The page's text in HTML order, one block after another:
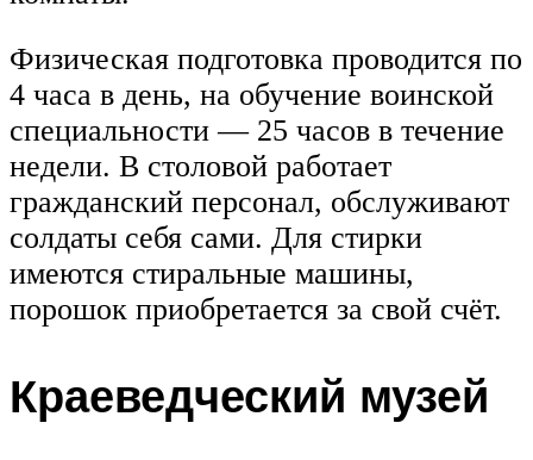
Физическая подготовка проводится по
4 часа в день, на обучение воинской
специальности — 25 часов в течение
недели. В столовой работает
гражданский персонал, обслуживают
солдаты себя сами. Для стирки
имеются стиральные машины,
порошок приобретается за свой счёт.
Краеведческий музей